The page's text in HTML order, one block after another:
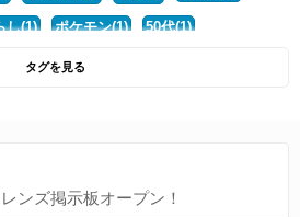
し(1) ポケモン(1) 50代(1)
生(1) ポケモンsv(1)
ー(1)
メ(1) プロ野球(1) ボカロ(1)
タグを見る
ンズ掲示板オープン！